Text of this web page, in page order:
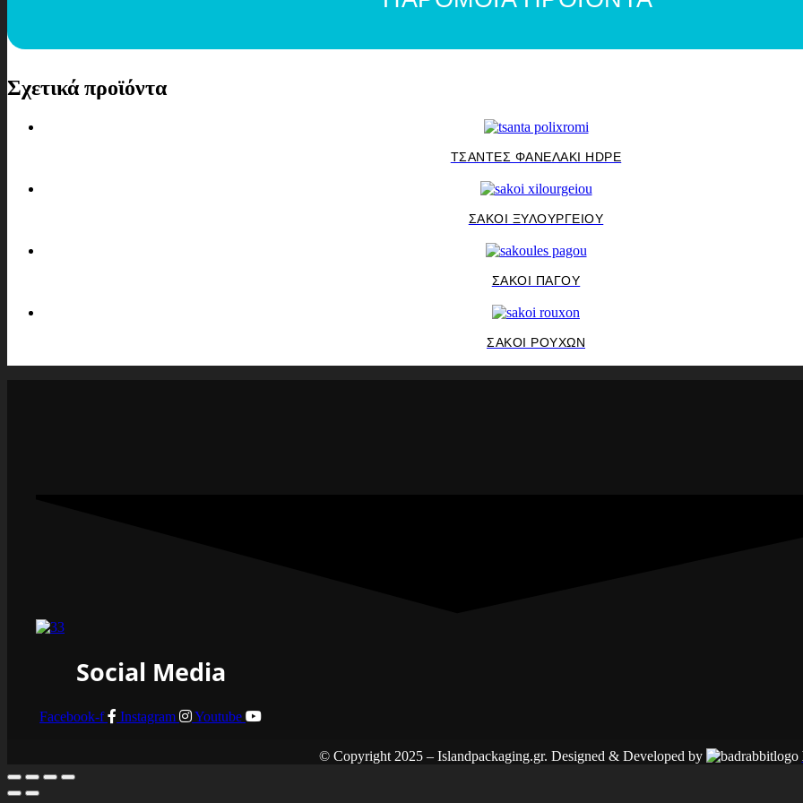
Σχετικά προϊόντα
ΤΣΑΝΤΕΣ ΦΑΝΕΛΑΚΙ HDPE
ΣΑΚΟΙ ΞΥΛΟΥΡΓΕΙΟΥ
ΣΑΚΟΙ ΠΑΓΟΥ
ΣΑΚΟΙ ΡΟΥΧΩΝ
Social Media
Facebook-f Instagram Youtube
© Copyright 2025 – Islandpackaging.gr. Designed & Developed by